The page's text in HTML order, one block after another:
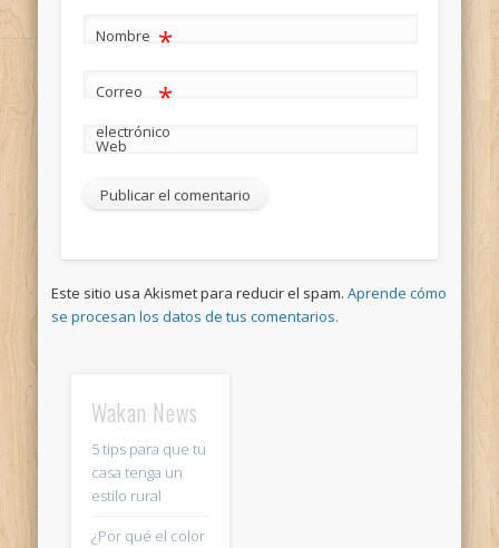
Nombre *
Correo
electrónico
*
Web
Este sitio usa Akismet para reducir el spam.Aprende cómo
se procesan los datos de tus comentarios.
Wakan News
5 tips para que tu
casa tenga un
estilo rural
¿Por qué el color